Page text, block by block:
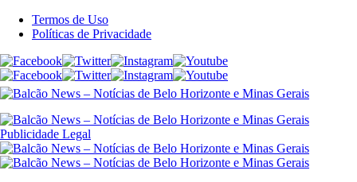
Termos de Uso
Políticas de Privacidade
Publicidade Legal